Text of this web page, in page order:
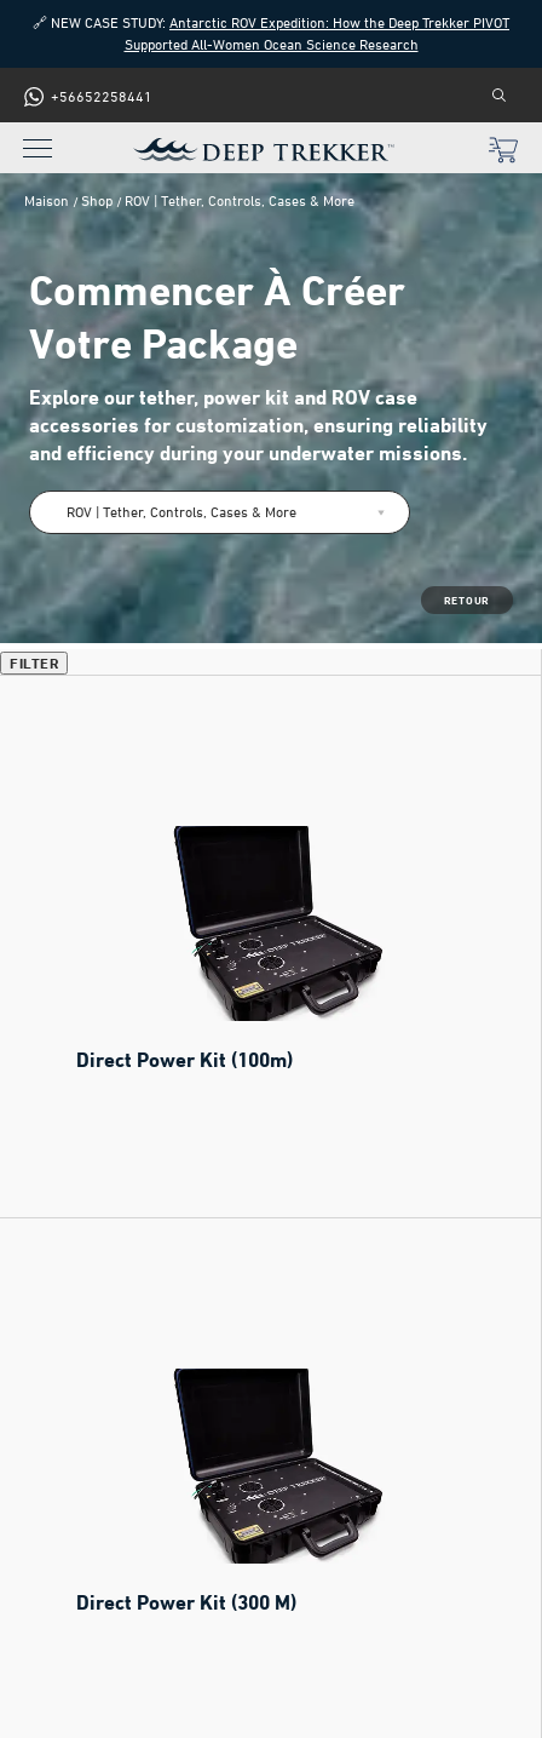
🔗 NEW CASE STUDY: Antarctic ROV Expedition: How the Deep Trekker PIVOT
Supported All-Women Ocean Science Research
+56652258441
Maison Shop ROV | Tether, Controls, Cases & More
Commencer À Créer
Votre Package
Explore our tether, power kit and ROV case
accessories for customization, ensuring reliability
and efficiency during your underwater missions.
ROV | Tether, Controls, Cases & More
RETOUR
FILTER
Direct Power Kit (100m)
Direct Power Kit (300 M)